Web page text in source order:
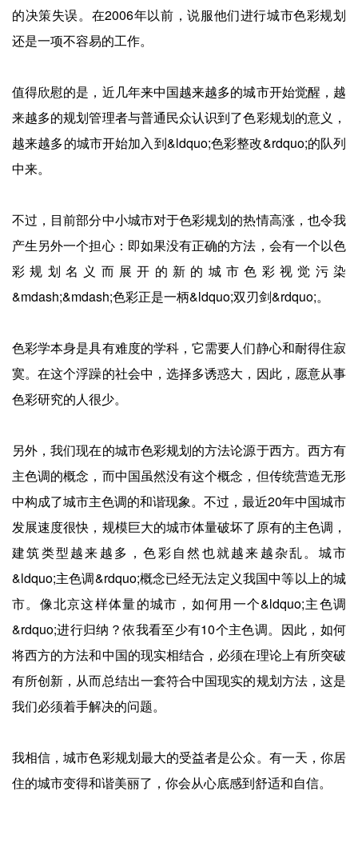
的决策失误。在2006年以前，说服他们进行城市色彩规划
还是一项不容易的工作。
值得欣慰的是，近几年来中国越来越多的城市开始觉醒，越
来越多的规划管理者与普通民众认识到了色彩规划的意义，
越来越多的城市开始加入到&ldquo;色彩整改&rdquo;的队列
中来。
不过，目前部分中小城市对于色彩规划的热情高涨，也令我
产生另外一个担心：即如果没有正确的方法，会有一个以色
彩规划名义而展开的新的城市色彩视觉污染
&mdash;&mdash;色彩正是一柄&ldquo;双刃剑&rdquo;。
色彩学本身是具有难度的学科，它需要人们静心和耐得住寂
寞。在这个浮躁的社会中，选择多诱惑大，因此，愿意从事
色彩研究的人很少。
另外，我们现在的城市色彩规划的方法论源于西方。西方有
主色调的概念，而中国虽然没有这个概念，但传统营造无形
中构成了城市主色调的和谐现象。不过，最近20年中国城市
发展速度很快，规模巨大的城市体量破坏了原有的主色调，
建筑类型越来越多，色彩自然也就越来越杂乱。城市
&ldquo;主色调&rdquo;概念已经无法定义我国中等以上的城
市。像北京这样体量的城市，如何用一个&ldquo;主色调
&rdquo;进行归纳？依我看至少有10个主色调。因此，如何
将西方的方法和中国的现实相结合，必须在理论上有所突破
有所创新，从而总结出一套符合中国现实的规划方法，这是
我们必须着手解决的问题。
我相信，城市色彩规划最大的受益者是公众。有一天，你居
住的城市变得和谐美丽了，你会从心底感到舒适和自信。